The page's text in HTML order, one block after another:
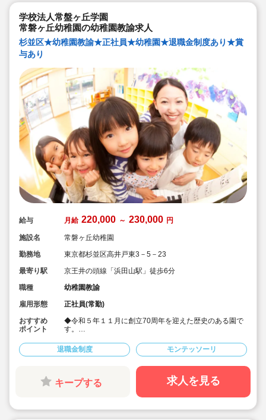
学校法人常盤ヶ丘学園
常磐ヶ丘幼稚園の幼稚園教諭求人
杉並区★幼稚園教諭★正社員★幼稚園★退職金制度あり★賞
与あり
給与 月給 220,000 ～ 230,000 円
施設名
常磐ヶ丘幼稚園
勤務地
東京都杉並区高井戸東3－5－23
最寄り駅
京王井の頭線「浜田山駅」徒歩6分
職種
幼稚園教諭
雇用形態
正社員(常勤)
おすすめ
ポイント
◆令和５年１１月に創立70周年を迎えた歴史のある園で
す。
です。
◆変形労働時間制を取り入れた働きやすい環境です。
退職金制度 モンテッソーリ
キープする 求人を見る